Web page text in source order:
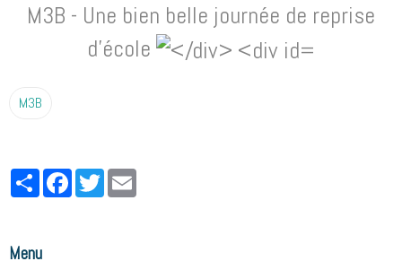
M3B - Une bien belle journée de reprise
d'école
M3B
PartagerFacebookTwitter
Menu